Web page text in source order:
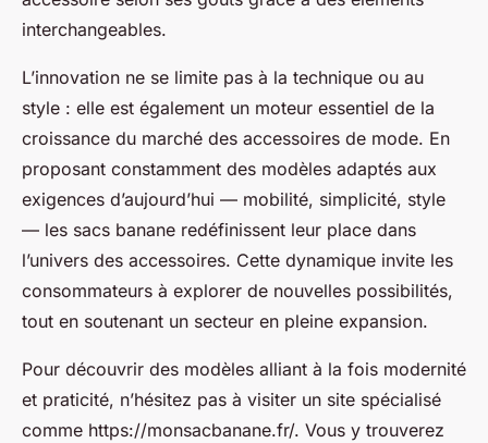
interchangeables.
L’innovation ne se limite pas à la technique ou au
style : elle est également un moteur essentiel de la
croissance du marché des accessoires de mode. En
proposant constamment des modèles adaptés aux
exigences d’aujourd’hui — mobilité, simplicité, style
— les sacs banane redéfinissent leur place dans
l’univers des accessoires. Cette dynamique invite les
consommateurs à explorer de nouvelles possibilités,
tout en soutenant un secteur en pleine expansion.
Pour découvrir des modèles alliant à la fois modernité
et praticité, n’hésitez pas à visiter un site spécialisé
comme https://monsacbanane.fr/. Vous y trouverez